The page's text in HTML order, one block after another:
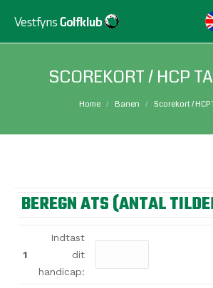
SCOREKORT / HCP
Home Banen Scorekort / HCP
BEREGN ATS (ANTAL
1
Indtast
dit
handicap: